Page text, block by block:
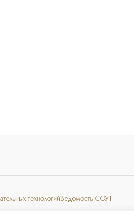
технологий Ведомость СОУТ